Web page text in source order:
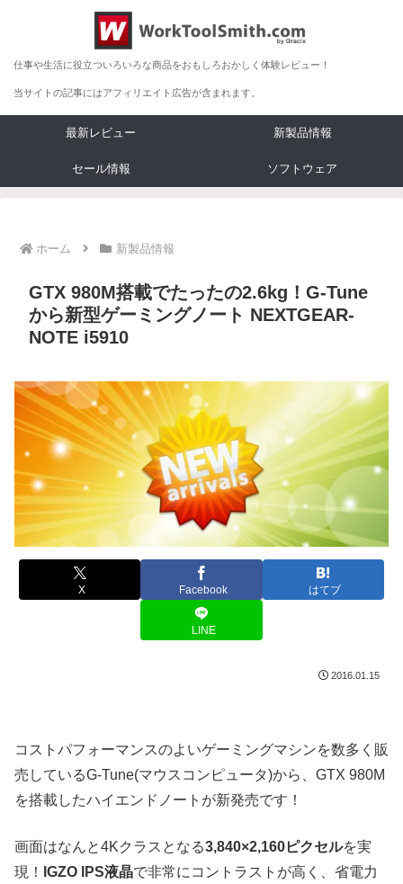
仕事や生活に役立ついろいろな商品をおもしろおかしく体験レビュー！
当サイトの記事にはアフィリエイト広告が含まれます。
最新レビュー 新製品情報
セール情報 ソフトウェア
ホーム 新製品情報
GTX 980M搭載でたったの2.6kg！G-Tune
から新型ゲーミングノート NEXTGEAR-
NOTE i5910
X Facebook はてブ
LINE
2016.01.15
コストパフォーマンスのよいゲーミングマシンを数多く販
売しているG-Tune(マウスコンピュータ)から、GTX 980M
を搭載したハイエンドノートが新発売です！
画面はなんと4Kクラスとなる3,840×2,160ピクセルを実
現！
IGZO IPS液晶で非常にコントラストが高く、省電力